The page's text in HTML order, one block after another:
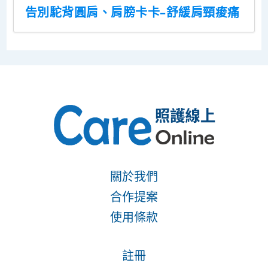
告別駝背圓肩、肩膀卡卡–舒緩肩頸痠痛
關於我們
合作提案
使用條款
註冊